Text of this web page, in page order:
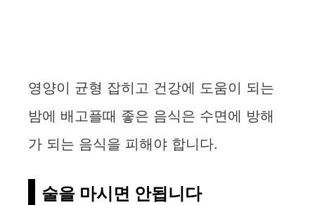
영양이 균형 잡히고 건강에 도움이 되는
밤에 배고플때 좋은 음식은 수면에 방해
가 되는 음식을 피해야 합니다.
술을 마시면 안됩니다